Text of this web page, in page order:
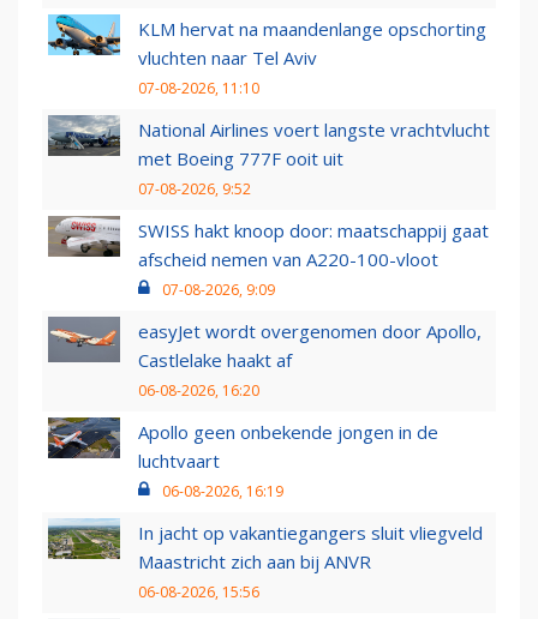
KLM hervat na maandenlange opschorting
vluchten naar Tel Aviv
07-08-2026, 11:10
National Airlines voert langste vrachtvlucht
met Boeing 777F ooit uit
07-08-2026, 9:52
SWISS hakt knoop door: maatschappij gaat
afscheid nemen van A220-100-vloot
07-08-2026, 9:09
easyJet wordt overgenomen door Apollo,
Castlelake haakt af
06-08-2026, 16:20
Apollo geen onbekende jongen in de
luchtvaart
06-08-2026, 16:19
In jacht op vakantiegangers sluit vliegveld
Maastricht zich aan bij ANVR
06-08-2026, 15:56